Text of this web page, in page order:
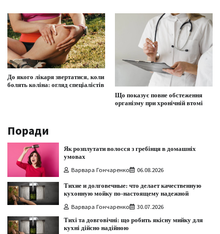
До якого лікаря звертатися, коли
болять коліна: огляд спеціалістів
Що показує повне обстеження
організму при хронічній втомі
Поради
Як розплутати волосся з гребінця в домашніх
умовах
Варвара Гончаренко 06.08.2026
Тихие и долговечные: что делает качественную
кухонную мойку по-настоящему надежной
Варвара Гончаренко 30.07.2026
Тихі та довговічні: що робить якісну мийку для
кухні дійсно надійною